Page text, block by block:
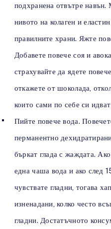
подхранена отвътре
нивото на колаген и
правилните храни. Яжте
Добавете повече соя и
страхувайте да ядете
откажете от шоколада,
които сами по себе си
Пийте повече вода.
перманентно
бъркат глада с жаждата.
една чаша вода и ако след
чувствате гладни, тогава
изненадани, колко често
гладни. Достатъчното